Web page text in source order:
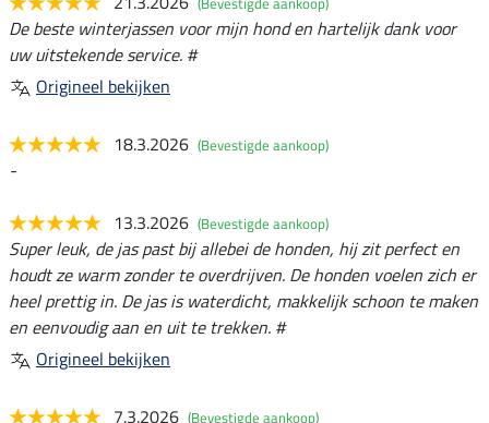
De beste winterjassen voor mijn hond en hartelijk dank voor
uw uitstekende service. #
Origineel bekijken
18.3.2026 (Bevestigde aankoop)
-
13.3.2026 (Bevestigde aankoop)
Super leuk, de jas past bij allebei de honden, hij zit perfect en
houdt ze warm zonder te overdrijven. De honden voelen zich er
heel prettig in. De jas is waterdicht, makkelijk schoon te maken
en eenvoudig aan en uit te trekken. #
Origineel bekijken
7.3.2026 (Bevestigde aankoop)